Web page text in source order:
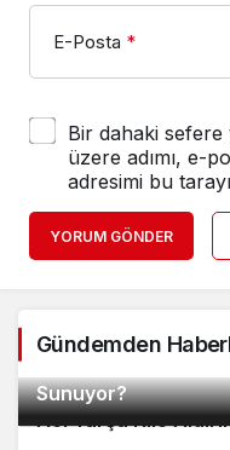
E-Posta *
Bir dahaki sefere
üzere adımı, e-
adresimi bu
YORUM GÖNDER
Gündemden
Sunuyor?
2
Acı Turşu Kilo
3
4